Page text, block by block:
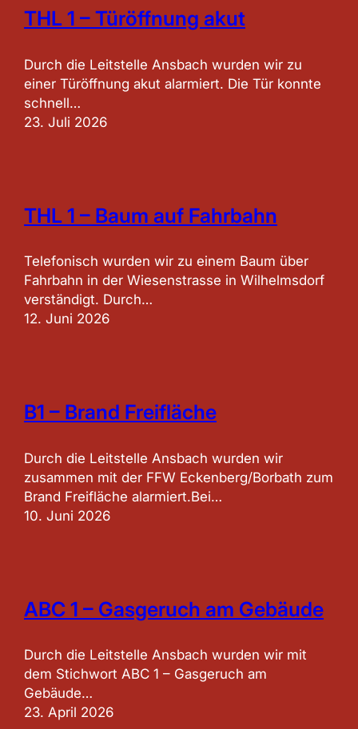
THL 1 – Türöffnung akut
Durch die Leitstelle Ansbach wurden wir zu
einer Türöffnung akut alarmiert. Die Tür konnte
schnell…
23. Juli 2026
THL 1 – Baum auf Fahrbahn
Telefonisch wurden wir zu einem Baum über
Fahrbahn in der Wiesenstrasse in Wilhelmsdorf
verständigt. Durch…
12. Juni 2026
B1 – Brand Freifläche
Durch die Leitstelle Ansbach wurden wir
zusammen mit der FFW Eckenberg/Borbath zum
Brand Freifläche alarmiert.Bei…
10. Juni 2026
ABC 1 – Gasgeruch am Gebäude
Durch die Leitstelle Ansbach wurden wir mit
dem Stichwort ABC 1 – Gasgeruch am
Gebäude…
23. April 2026